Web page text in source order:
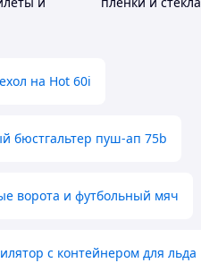
на Hot 60i
бюстгальтер пуш-ап 75b
ворота и футбольный мяч
с контейнером для льда